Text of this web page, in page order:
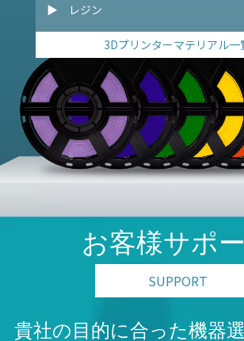
▶︎ レジン
3Dプリンターマテリアル一
お客様サポ
SUPPORT
貴社の目的に合った機器